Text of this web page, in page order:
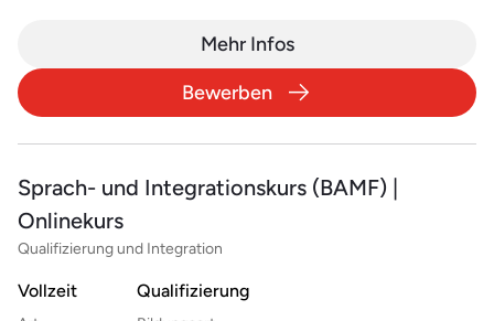
Mehr Infos
Bewerben
Sprach- und Integrationskurs (BAMF) |
Onlinekurs
Qualifizierung und Integration
Vollzeit Qualifizierung